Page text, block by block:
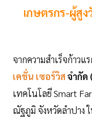
เกษตรกร-ผู้สูง
จากความสำเร็จก้าวแ
เคชั่น เซอร์วิสจำกัด
เทคโนโลยี Smart
ณัฐภูมิ จังหวัดลำปาง